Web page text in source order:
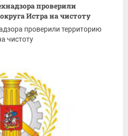
проверили
Истра на чистоту
проверили территорию
чистоту